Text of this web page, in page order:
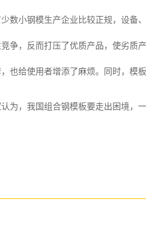
数小钢模生产企业比较正规，设备
争，反而打压了优质产品，使劣质
也给使用者增添了麻烦。同时，模
，我国组合钢模板要走出困境，